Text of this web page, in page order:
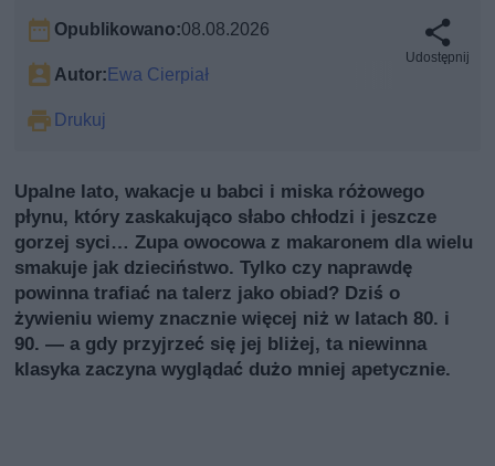
Opublikowano:08.08.2026
Autor: Ewa Cierpiał
Drukuj
Udostępnij
Upalne lato, wakacje u babci i miska różowego
płynu, który zaskakująco słabo chłodzi i jeszcze
gorzej syci… Zupa owocowa z makaronem dla wielu
smakuje jak dzieciństwo. Tylko czy naprawdę
powinna trafiać na talerz jako obiad? Dziś o
żywieniu wiemy znacznie więcej niż w latach 80. i
90. — a gdy przyjrzeć się jej bliżej, ta niewinna
klasyka zaczyna wyglądać dużo mniej apetycznie.